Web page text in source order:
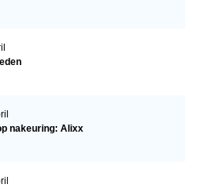
nakeuring: Alixx